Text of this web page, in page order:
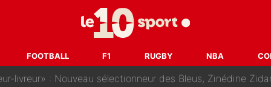
FOOTBALL F1 RUGBY NBA
Tadej Pogacar : Le transfert qui effraie le peloton, «c’est la
signatures en pleine crise financière : L’IA propose sept noms à l’OM
: Nouveau sélectionneur des Bleus, Zinédine Zidane s’était imaginé